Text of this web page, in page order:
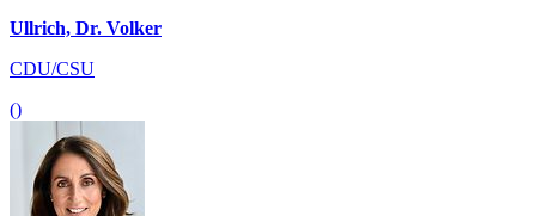
Ullrich, Dr. Volker
CDU/CSU
()